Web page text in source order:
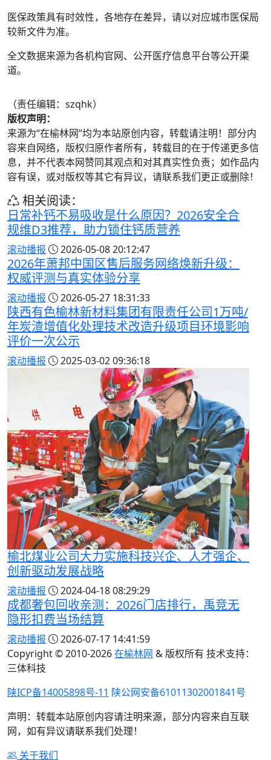
医保政策具有时效性，各地存在差异，请以对应城市医保局
较新文件为准。
全文数据来源为各机构官网、公开医疗信息平台等公开渠
道。
（责任编辑：szqhk）
版权声明：
来源为“在榆林网”均为本站原创内容，转载请注明！部分内
容来自网络，版权归原作者所有，转载目的在于传递更多信
息，并不代表本网赞同其观点和对其真实性负责；如作品内
容有误，或对版权等其它有异议，请联系我们更正或删除！
相关阅读：
日常补钙不易吸收是什么原因？2026安全合
规维D3推荐，助力锁住钙质营养
滚动播报 2026-05-08 20:12:47
2026年萧邦中国区售后服务网络焕新升级：
权威评测与真实体验分享
滚动播报 2026-05-27 18:31:33
陕西有色榆林新材料集团有限责任公司1万吨/
年炭渣增值化处理技术改造升级项目环境影响
评价一次公示
滚动播报 2025-03-02 09:36:18
榆北煤业公司大力实施科技兴企、人才强企、
创新驱动发展战略
滚动播报 2024-04-18 08:29:29
成都奢包回收亲测：2026门店排行，禹竞无
隐形扣费当场结算
滚动播报
2026-07-17 14:41:59
Copyright © 2010-2026在榆林网 & 版权所有 技术支持：
三体科技
陕ICP备14005898号-11 陕公网安备61011302001841号
声明：转载本站原创内容请注明来源，部分内容来自互联
网，如有异议请联系我们处理！
关于我们